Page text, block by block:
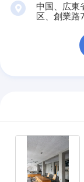
中国、広東
区、創業路